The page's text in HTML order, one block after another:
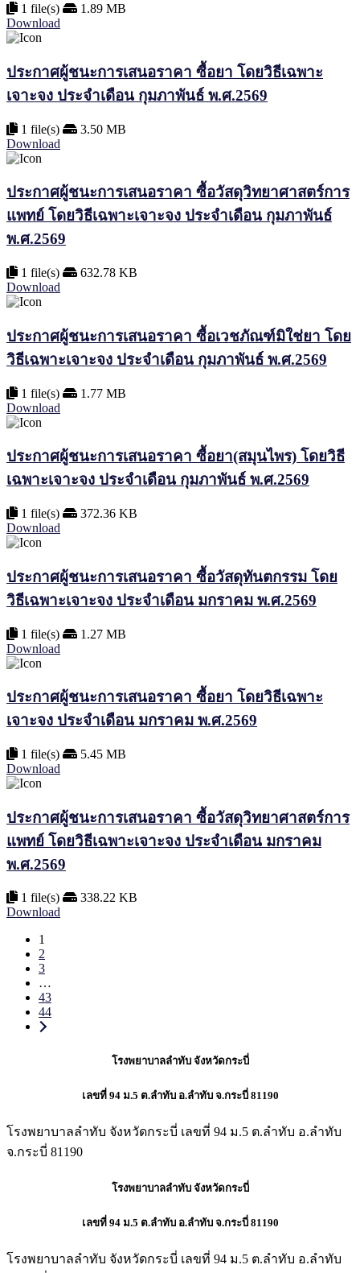
1 file(s)
1.89 MB
Download
ประกาศผู้ชนะการเสนอราคา ซื้อยา โดยวิธีเฉพาะ
เจาะจง ประจำเดือน กุมภาพันธ์ พ.ศ.2569
1 file(s)
3.50 MB
Download
ประกาศผู้ชนะการเสนอราคา ซื้อวัสดุวิทยาศาสตร์การ
แพทย์ โดยวิธีเฉพาะเจาะจง ประจำเดือน กุมภาพันธ์
พ.ศ.2569
1 file(s)
632.78 KB
Download
ประกาศผู้ชนะการเสนอราคา ซื้อเวชภัณฑ์มิใช่ยา โดย
วิธีเฉพาะเจาะจง ประจำเดือน กุมภาพันธ์ พ.ศ.2569
1 file(s)
1.77 MB
Download
ประกาศผู้ชนะการเสนอราคา ซื้อยา(สมุนไพร) โดยวิธี
เฉพาะเจาะจง ประจำเดือน กุมภาพันธ์ พ.ศ.2569
1 file(s)
372.36 KB
Download
ประกาศผู้ชนะการเสนอราคา ซื้อวัสดุทันตกรรม โดย
วิธีเฉพาะเจาะจง ประจำเดือน มกราคม พ.ศ.2569
1 file(s)
1.27 MB
Download
ประกาศผู้ชนะการเสนอราคา ซื้อยา โดยวิธีเฉพาะ
เจาะจง ประจำเดือน มกราคม พ.ศ.2569
1 file(s)
5.45 MB
Download
ประกาศผู้ชนะการเสนอราคา ซื้อวัสดุวิทยาศาสตร์การ
แพทย์ โดยวิธีเฉพาะเจาะจง ประจำเดือน มกราคม
พ.ศ.2569
1 file(s)
338.22 KB
Download
1
2
3
…
43
44
โรงพยาบาลลำทับ จังหวัดกระบี่
เลขที่ 94 ม.5 ต.ลำทับ อ.ลำทับ จ.กระบี่ 81190
โรงพยาบาลลำทับ จังหวัดกระบี่ เลขที่ 94 ม.5 ต.ลำทับ อ.ลำทับ
จ.กระบี่ 81190
โรงพยาบาลลำทับ จังหวัดกระบี่
เลขที่ 94 ม.5 ต.ลำทับ อ.ลำทับ จ.กระบี่ 81190
โรงพยาบาลลำทับ จังหวัดกระบี่ เลขที่ 94 ม.5 ต.ลำทับ อ.ลำทับ